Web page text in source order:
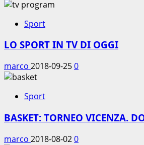
Sport
LO SPORT IN TV DI OGGI
marco 2018-09-250
Sport
BASKET: TORNEO VICENZA.
marco 2018-08-020